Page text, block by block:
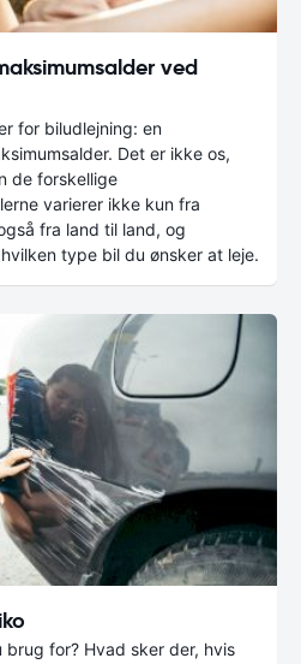
ved
for biludlejning: en
Det er ikke os,
de forskellige
varierer ikke kun fra
fra land til land, og
type bil du ønsker at leje.
for? Hvad sker der, hvis